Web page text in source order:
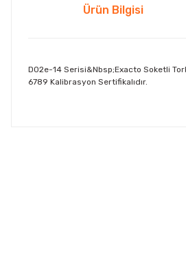
Ürün Bilgisi
D02e-14 Serisi&Nbsp;Exacto Soketli
6789 Kalibrasyon Sertifikalıdır.